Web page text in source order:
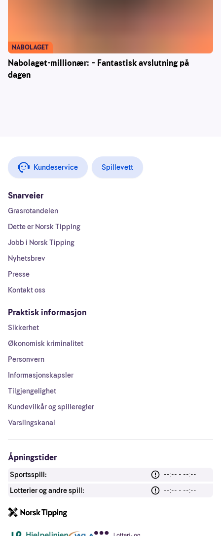
Nabolaget-millionær: – Fantastisk avslutning på
dagen
NABOLAGET
Kundeservice Spillevett
Snarveier
Grasrotandelen
Dette er Norsk Tipping
Jobb i Norsk Tipping
Nyhetsbrev
Presse
Kontakt oss
Praktisk informasjon
Sikkerhet
Økonomisk kriminalitet
Personvern
Informasjonskapsler
Tilgjengelighet
Kundevilkår og spilleregler
Varslingskanal
Åpningstider
Sportsspill:
--:-- - --:--
Lotterier og andre spill:
--:-- - --:--